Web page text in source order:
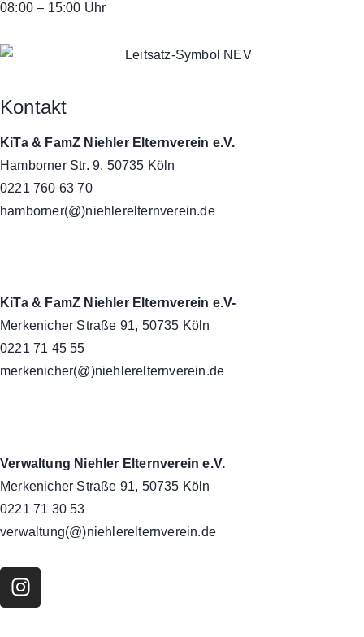
08:00 – 15:00 Uhr
Kontakt
KiTa & FamZ Niehler Elternverein e.V.
Hamborner Str. 9, 50735 Köln
0221 760 63 70
hamborner(@)niehlerelternverein.de
KiTa & FamZ Niehler Elternverein e.V-
Merkenicher Straße 91, 50735 Köln
0221 71 45 55
merkenicher(@)niehlerelternverein.de
Verwaltung Niehler Elternverein e.V.
Merkenicher Straße 91, 50735 Köln
0221 71 30 53
verwaltung(@)niehlerelternverein.de